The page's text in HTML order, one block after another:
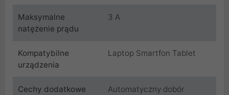
Maksymalne
natężenie prądu
3 A
Kompatybilne
urządzenia
Laptop Smartfon Tablet
Cechy dodatkowe
Automatyczny dobór